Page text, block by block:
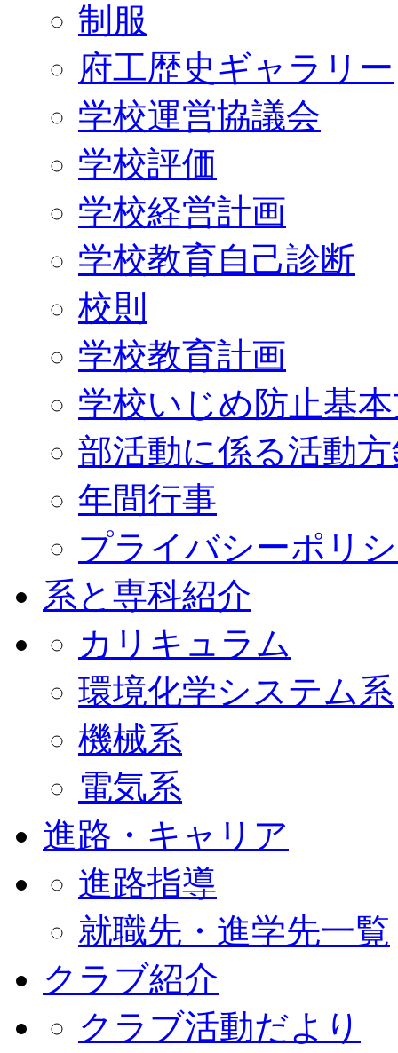
制服
府工歴史ギャラリー
学校運営協議会
学校評価
学校経営計画
学校教育自己診断
校則
学校教育計画
学校いじめ防止基
部活動に係る活動
年間行事
プライバシーポリ
系と専科紹介
カリキュラム
環境化学システム系
機械系
電気系
進路・キャリア
進路指導
就職先・進学先一覧
クラブ紹介
クラブ活動だより